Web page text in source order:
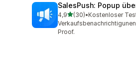
SalesPush: Popup
4,9von 5 Sternen
(30)
30 Rezensionen insgesamt
•Kostenloser
Proof.